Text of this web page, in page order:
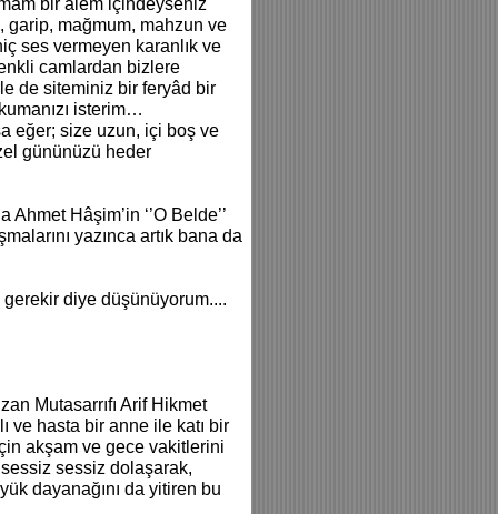
bir âlem içindeyseniz
mağmum, mahzun ve
ses vermeyen karanlık ve
camlardan bizlere
de siteminiz bir feryâd bir
isterim…
eğer; size uzun, içi boş ve
gününüzü heder
Hâşim’in ‘’O Belde’’
yazınca artık bana da
diye düşünüyorum....
Mutasarrıfı Arif Hikmet
ve hasta bir anne ile katı bir
akşam ve gece vakitlerini
sessiz sessiz dolaşarak,
dayanağını da yitiren bu